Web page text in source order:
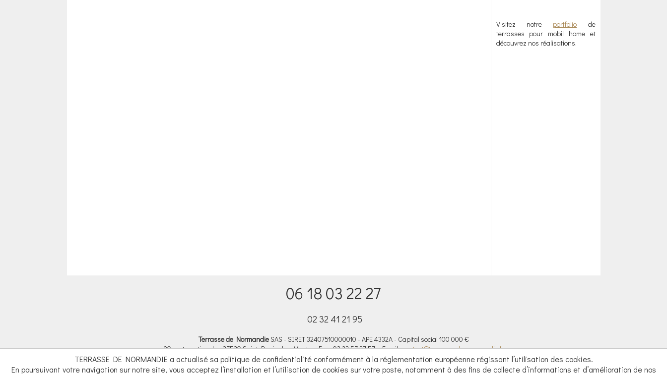
TERRASSE DE NORMANDIE a actualisé sa politique de confidentialité conformément à la réglementation européenne régissant l’utilisation des cookies.
En poursuivant votre navigation sur notre site, vous acceptez l’installation et l’utilisation de cookies sur votre poste, notamment à des fins de collecte d’informations et d’amélioration de nos
Visitez notre portfolio de
terrasses pour mobil home et
découvrez nos réalisations.
06 18 03 22 27
02 32 41 21 95
Terrasse de NormandieSAS - SIRET 32407510000010 - APE 4332A - Capital social 100 000 €
90 route nationale - 27520 Saint Denis des Monts - Fax : 02 32 57 27 57 - Email :contact@terrasse-de-normandie.fr
Informations Légales| ABC DEv. 1.6.9 Réalisé par ABC IDEA